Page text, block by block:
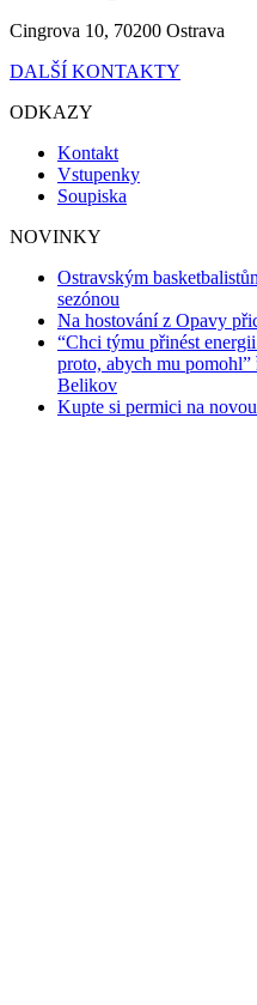
Cingrova 10, 70200 Ostrava
DALŠÍ KONTAKTY
ODKAZY
Kontakt
Vstupenky
Soupiska
NOVINKY
Ostravským
sezónou
Na hostování z Opavy
“Chci týmu přinést
proto, abych mu pomohl”
Belikov
Kupte si permici na